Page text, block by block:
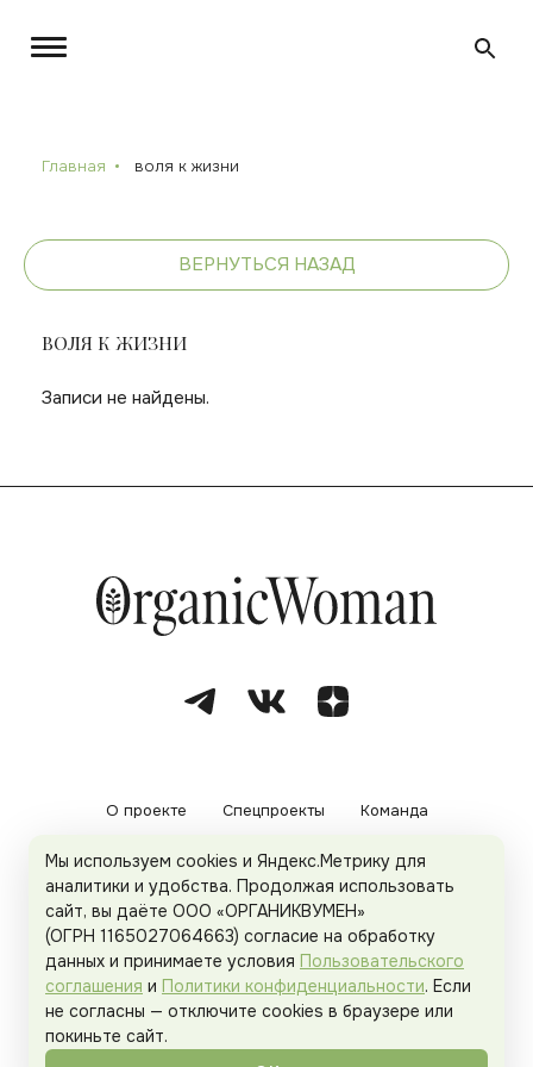
Главная воля к жизни
ВЕРНУТЬСЯ НАЗАД
ВОЛЯ К ЖИЗНИ
Записи не найдены.
О проекте Спецпроекты Команда
Рекламодателям Политика конфиденциальности
Пользовательское соглашение
Organicwoman.ru . Все права защищены.
Мы используем cookies и Яндекс.Метрику для
аналитики и удобства. Продолжая использовать
сайт, вы даёте ООО «ОРГАНИКВУМЕН»
(ОГРН 1165027064663) согласие на обработку
данных и принимаете условия Пользовательского
соглашения и Политики конфиденциальности. Если
не согласны — отключите cookies в браузере или
покиньте сайт.